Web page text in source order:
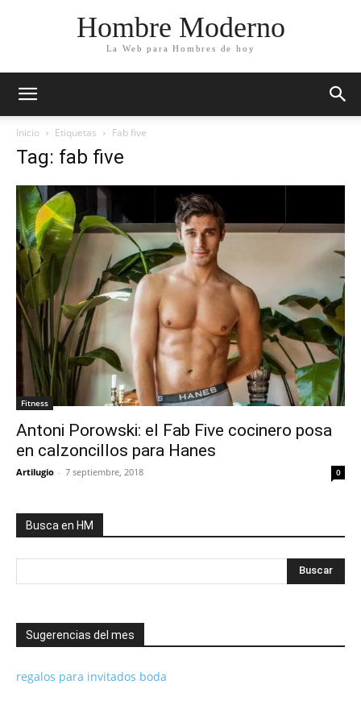
Hombre Moderno
La Web para Hombres de hoy
Inicio Etiquetas Fab five
Tag: fab five
Fitness
Antoni Porowski: el Fab Five cocinero posa
en calzoncillos para Hanes
Artilugio - 7 septiembre, 2018 0
Busca en HM
Sugerencias del mes
regalos para invitados boda